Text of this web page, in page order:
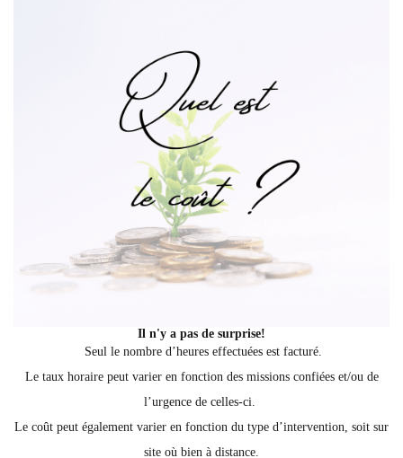
Il n'y a pas de surprise!
Seul le nombre d’heures effectuées est facturé.
Le taux horaire peut varier en fonction des missions confiées et/ou de
l’urgence de celles-ci.
Le coût peut également varier en fonction du type d’intervention, soit sur
site où bien à distance.